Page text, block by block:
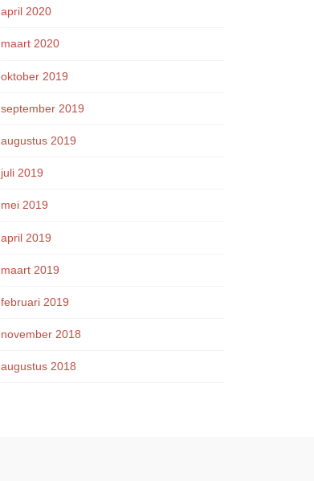
april 2020
maart 2020
oktober 2019
september 2019
augustus 2019
juli 2019
mei 2019
april 2019
maart 2019
februari 2019
november 2018
augustus 2018